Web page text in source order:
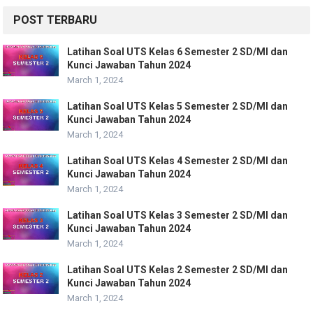
POST TERBARU
Latihan Soal UTS Kelas 6 Semester 2 SD/MI dan
Kunci Jawaban Tahun 2024
March 1, 2024
Latihan Soal UTS Kelas 5 Semester 2 SD/MI dan
Kunci Jawaban Tahun 2024
March 1, 2024
Latihan Soal UTS Kelas 4 Semester 2 SD/MI dan
Kunci Jawaban Tahun 2024
March 1, 2024
Latihan Soal UTS Kelas 3 Semester 2 SD/MI dan
Kunci Jawaban Tahun 2024
March 1, 2024
Latihan Soal UTS Kelas 2 Semester 2 SD/MI dan
Kunci Jawaban Tahun 2024
March 1, 2024